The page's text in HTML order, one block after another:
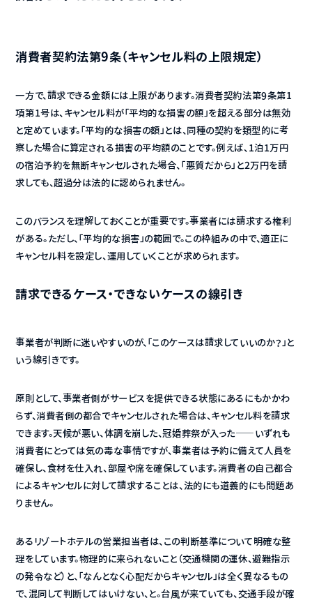
消費者契約法第9条（キャンセル料の上限規定）
一方で、請求できる金額には上限があります。消費者契約法第9条第1
項第1号は、キャンセル料が「平均的な損害の額」を超える部分は無効
と定めています。「平均的な損害の額」とは、同種の契約を類型的に考
察した場合に算定される損害の平均額のことです。例えば、1泊1万円
の宿泊予約を無断キャンセルされた場合、「悪質だから」と2万円を請
求しても、超過分は法的に認められません。
このバランスを理解しておくことが重要です。事業者には請求する権利
がある。ただし、「平均的な損害」の範囲で。この枠組みの中で、適正に
キャンセル料を設定し、運用していくことが求められます。
請求できるケース・できないケースの線引き
事業者が判断に迷いやすいのが、「このケースは請求していいのか？」と
いう線引きです。
原則として、事業者側がサービスを提供できる状態にあるにもかかわ
らず、消費者側の都合でキャンセルされた場合は、キャンセル料を請求
できます。天候が悪い、体調を崩した、冠婚葬祭が入った——いずれも
消費者にとっては気の毒な事情ですが、事業者は予約に備えて人員を
確保し、食材を仕入れ、部屋や席を確保しています。消費者の自己都合
によるキャンセルに対して請求することは、法的にも道義的にも問題あ
りません。
あるリゾートホテルの営業担当者は、この判断基準について明確な整
理をしています。物理的に来られないこと（交通機関の運休、避難指示
の発令など）と、「なんとなく心配だからキャンセル」は全く異なるもの
で、混同して判断してはいけない、と。台風が来ていても、交通手段が確